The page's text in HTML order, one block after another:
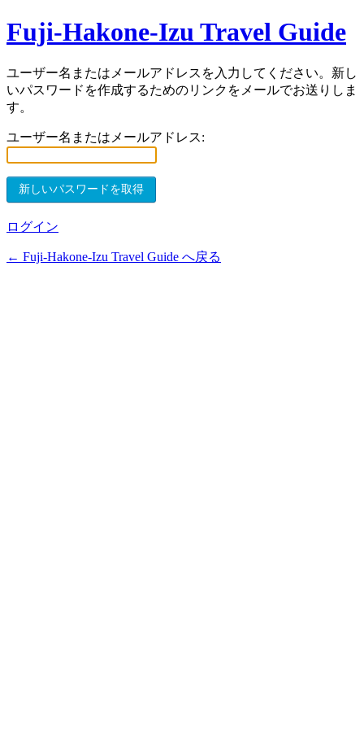
Fuji-Hakone-Izu Travel Guide
ユーザー名またはメールアドレスを入力してください。新し
いパスワードを作成するためのリンクをメールでお送りしま
す。
ユーザー名またはメールアドレス:
ログイン
← Fuji-Hakone-Izu Travel Guide へ戻る